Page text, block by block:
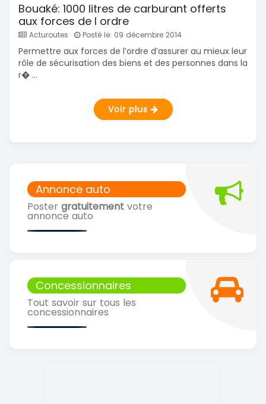
Annonce auto
Poster gratuitement votre
annonce auto
Concessionnaires
Tout savoir sur tous les
concessionnaires
Bouaké: 1000 litres de carburant offerts
aux forces de l ordre
Acturoutes Posté le: 09 décembre 2014
Permettre aux forces de l’ordre d’assurer au mieux leur
rôle de sécurisation des biens et des personnes dans la
r� ...
Voir plus